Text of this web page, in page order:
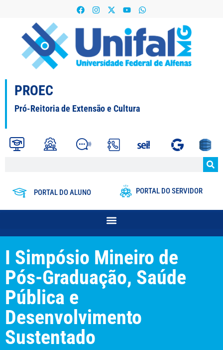
PROEC
Pró-Reitoria de Extensão e Cultura
PORTAL DO ALUNO PORTAL DO SERVIDOR
I Simpósio Mineiro de
Pós-Graduação, Saúde
Pública e
Desenvolvimento
Sustentado